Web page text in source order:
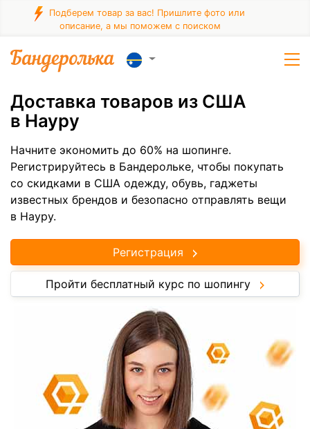
Подберем товар за вас! Пришлите фото или
описание, а мы поможем с поиском
Доставка товаров из США
в Науру
Начните экономить до 60% на шопинге.
Регистрируйтесь в Бандерольке, чтобы покупать
со скидками в США одежду, обувь, гаджеты
известных брендов и безопасно отправлять вещи
в Науру.
Регистрация
Пройти бесплатный курс по шопингу